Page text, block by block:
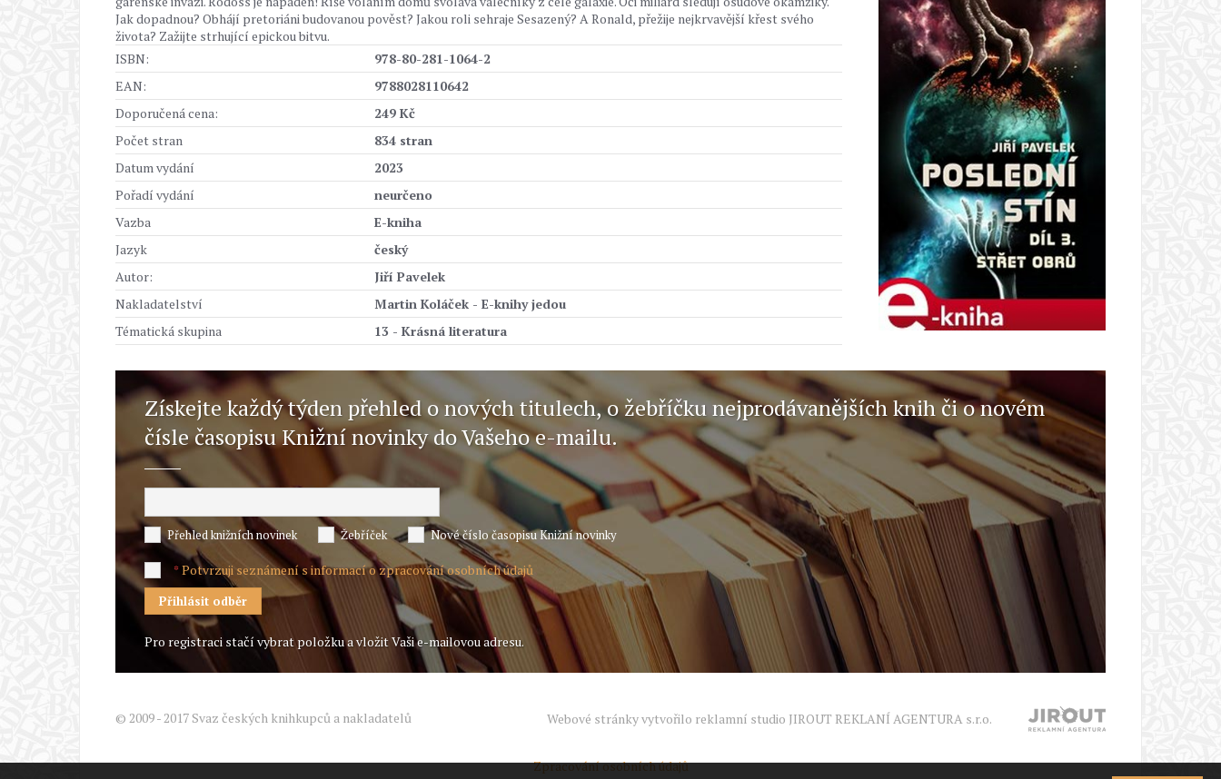
Jak dopadnou? Obhájí pretoriáni budovanou pověst? Jakou roli sehraje Sesazený? A Ronald, přežije nejkrvavější křest svého
života? Zažijte strhující epickou bitvu.
ISBN:
978-80-281-1064-2
EAN:
9788028110642
Doporučená cena:
249 Kč
Počet stran
834 stran
Datum vydání
2023
Pořadí vydání
neurčeno
Vazba
E-kniha
Jazyk
český
Autor:
Jiří Pavelek
Nakladatelství
Martin Koláček - E-knihy jedou
Tématická skupina
13 - Krásná literatura
Získejte každý týden přehled o nových titulech, o žebříčku nejprodávanějších knih či o novém
čísle časopisu Knižní novinky do Vašeho e-mailu.
Přehled knižních novinek Žebříček Nové číslo časopisu Knižní novinky
*Potvrzuji seznámení s informací o zpracování osobních údajů
Pro registraci stačí vybrat položku a vložit Vaši e-mailovou adresu.
© 2009 - 2017 Svaz českých knihkupců a nakladatelů Webové stránky vytvořilo reklamní studio JIROUT REKLANÍ AGENTURA s.r.o.
Zpracování osobních údajů